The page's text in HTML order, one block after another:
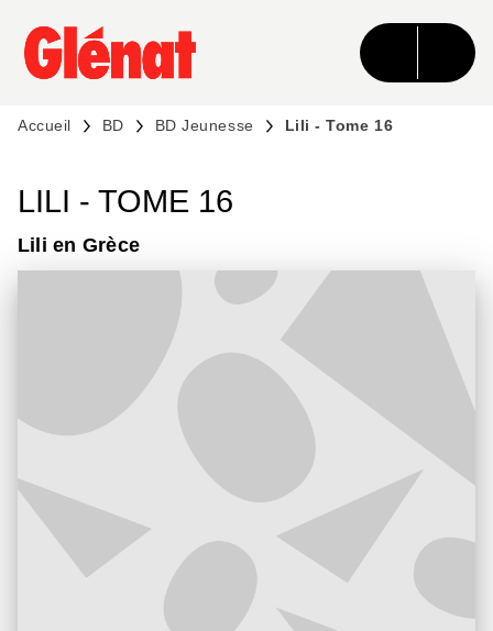
MENU RECHERCHE CONTENU
PIED DE PAGE
Accueil BD BD Jeunesse Lili - Tome 16
LILI - TOME 16
Lili en Grèce